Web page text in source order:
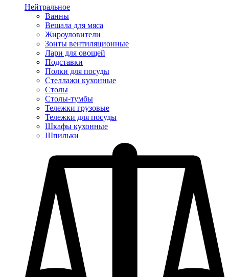
Нейтральное
Ванны
Вешала для мяса
Жироуловители
Зонты вентиляционные
Лари для овощей
Подставки
Полки для посуды
Стеллажи кухонные
Столы
Столы-тумбы
Тележки грузовые
Тележки для посуды
Шкафы кухонные
Шпильки